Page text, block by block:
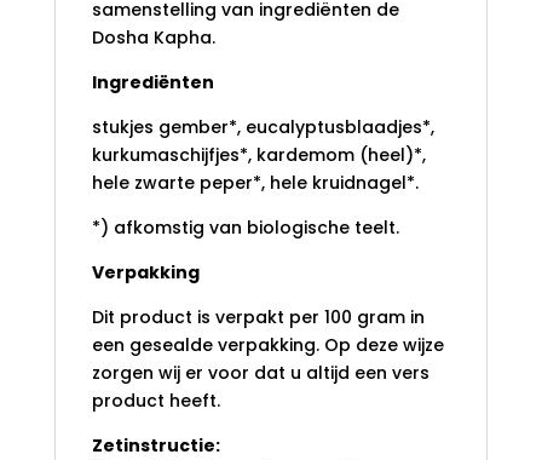
samenstelling van ingrediënten de
Dosha Kapha.
Ingrediënten
stukjes gember*, eucalyptusblaadjes*,
kurkumaschijfjes*, kardemom (heel)*,
hele zwarte peper*, hele kruidnagel*.
*) afkomstig van biologische teelt.
Verpakking
Dit product is verpakt per 100 gram in
een gesealde verpakking. Op deze wijze
zorgen wij er voor dat u altijd een vers
product heeft.
Zetinstructie: